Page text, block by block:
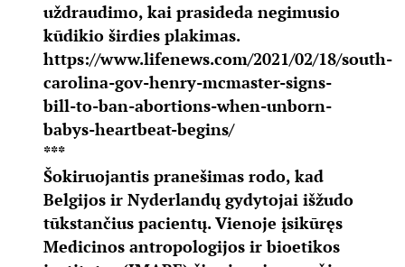
uždraudimo, kai prasideda negimusio
kūdikio širdies plakimas.
https://www.lifenews.com/2021/02/18/south-
carolina-gov-henry-mcmaster-signs-
bill-to-ban-abortions-when-unborn-
babys-heartbeat-begins/
***
Šokiruojantis pranešimas rodo, kad
Belgijos ir Nyderlandų gydytojai išžudo
tūkstančius pacientų. Vienoje įsikūręs
Medicinos antropologijos ir bioetikos